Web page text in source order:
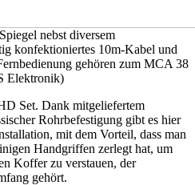
nebst diversem
konfektioniertes 10m-Kabel und
gehören zum MCA 38
Elektronik)
Set. Dank mitgeliefertem
Rohrbefestigung gibt es hier
mit dem Vorteil, dass man
Handgriffen zerlegt hat, um
Koffer zu verstauen, der
gehört.